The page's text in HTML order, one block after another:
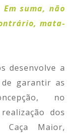
suma, não
mata-
desenvolve a
garantir as
no
dos
Maior,